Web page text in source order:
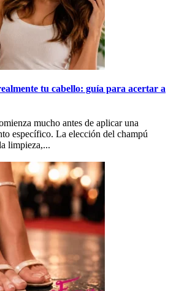
tu cabello: guía para acertar a
mucho antes de aplicar una
específico. La elección del champú
limpieza,...